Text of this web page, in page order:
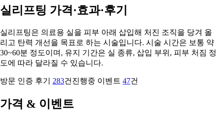
실리프팅 가격·효과·후기
실리프팅은 의료용 실을 피부 아래 삽입해 처진 조직을 당겨 올
리고 탄력 개선을 목표로 하는 시술입니다. 시술 시간은 보통 약
30~60분 정도이며, 유지 기간은 실 종류, 삽입 부위, 피부 처짐 정
도에 따라 달라질 수 있습니다.
방문 인증 후기 283건 진행중 이벤트 47건
가격 & 이벤트